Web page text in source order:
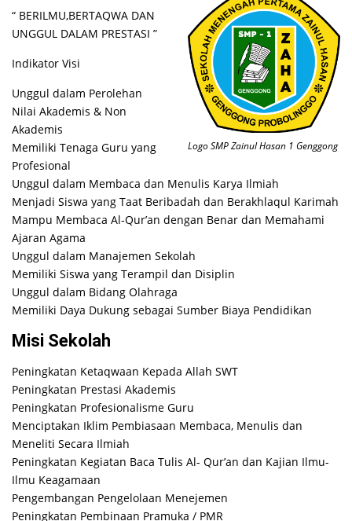
Logo SMP Zainul Hasan 1 Genggong
“ BERILMU,BERTAQWA DAN
UNGGUL DALAM PRESTASI ”
Indikator Visi
Unggul dalam Perolehan
Nilai Akademis & Non
Akademis
Memiliki Tenaga Guru yang
Profesional
Unggul dalam Membaca dan Menulis Karya Ilmiah
Menjadi Siswa yang Taat Beribadah dan Berakhlaqul Karimah
Mampu Membaca Al-Qur’an dengan Benar dan Memahami
Ajaran Agama
Unggul dalam Manajemen Sekolah
Memiliki Siswa yang Terampil dan Disiplin
Unggul dalam Bidang Olahraga
Memiliki Daya Dukung sebagai Sumber Biaya Pendidikan
Misi Sekolah
Peningkatan Ketaqwaan Kepada Allah SWT
Peningkatan Prestasi Akademis
Peningkatan Profesionalisme Guru
Menciptakan Iklim Pembiasaan Membaca, Menulis dan
Meneliti Secara Ilmiah
Peningkatan Kegiatan Baca Tulis Al- Qur’an dan Kajian Ilmu-
Ilmu Keagamaan
Pengembangan Pengelolaan Menejemen
Peningkatan Pembinaan Pramuka / PMR